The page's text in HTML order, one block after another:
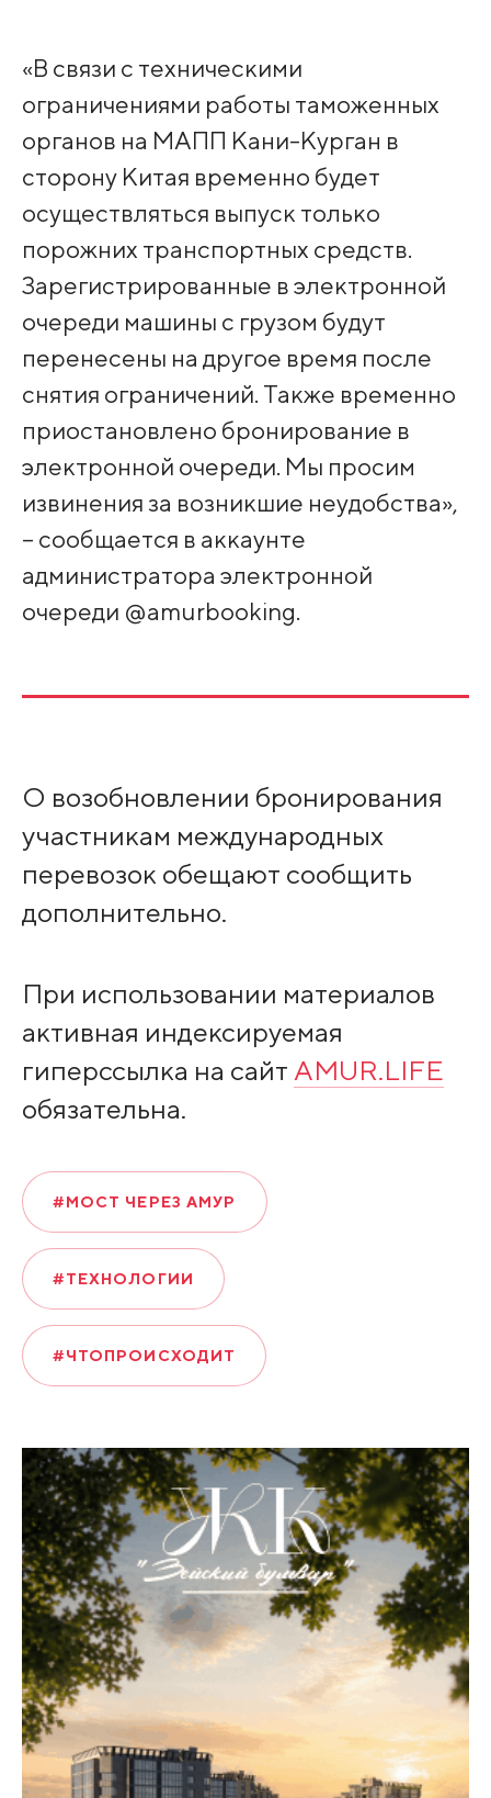
«В связи с техническими
ограничениями работы таможенных
органов на МАПП Кани-Курган в
сторону Китая временно будет
осуществляться выпуск только
порожних транспортных средств. ️
Зарегистрированные в электронной
очереди машины с грузом будут
перенесены на другое время после
снятия ограничений. Также временно
приостановлено бронирование в
электронной очереди. Мы просим
извинения за возникшие неудобства»,
– сообщается в аккаунте
администратора электронной
очереди @amurbooking.
О возобновлении бронирования
участникам международных
перевозок обещают сообщить
дополнительно.
При использовании материалов
активная индексируемая
гиперссылка на сайт AMUR.LIFE
обязательна.
#МОСТ ЧЕРЕЗ АМУР
#ТЕХНОЛОГИИ
#ЧТОПРОИСХОДИТ